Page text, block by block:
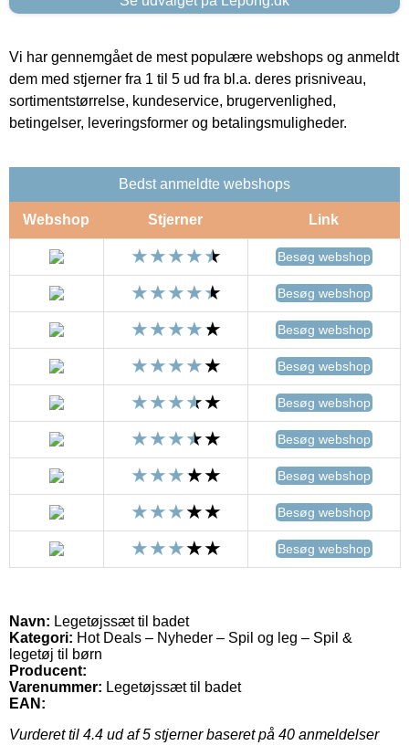
Vi har gennemgået de mest populære webshops og anmeldt
dem med stjerner fra 1 til 5 ud fra bl.a. deres prisniveau,
sortimentstørrelse, kundeservice, brugervenlighed,
betingelser, leveringsformer og betalingsmuligheder.
Bedst anmeldte webshops
Webshop Stjerner Link
Besøg webshop
Besøg webshop
Besøg webshop
Besøg webshop
Besøg webshop
Besøg webshop
Besøg webshop
Besøg webshop
Besøg webshop
Navn: Legetøjssæt til badet
Kategori: Hot Deals – Nyheder – Spil og leg – Spil &
legetøj til børn
Producent:
Varenummer: Legetøjssæt til badet
EAN:
Vurderet til 4.4 ud af 5 stjerner baseret på 40 anmeldelser